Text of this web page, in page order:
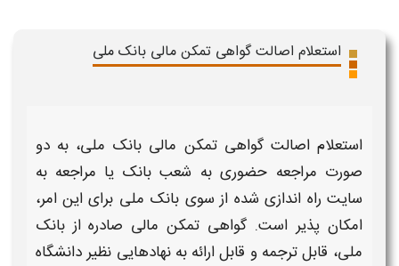
استعلام اصالت گواهی تمکن مالی بانک ملی
استعلام اصالت گواهی تمکن مالی بانک ملی، به دو
صورت مراجعه حضوری به شعب بانک یا مراجعه به
سایت راه اندازی شده از سوی بانک ملی برای این امر،
امکان پذیر است. گواهی تمکن مالی صادره از بانک
ملی، قابل ترجمه و قابل ارائه به نهادهایی نظیر دانشگاه